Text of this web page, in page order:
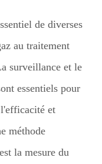
de diverses
au traitement
surveillance et le
essentiels pour
et
méthode
la mesure du